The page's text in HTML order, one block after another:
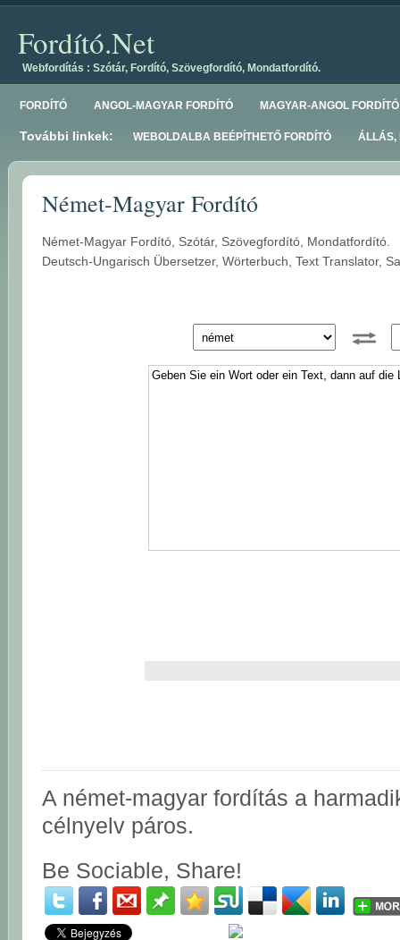
Fordító.Net
Webfordítás : Szótár, Fordító, Szövegfordító, Mondatfordító.
FORDÍTÓ ANGOL-MAGYAR FORDÍTÓ MAGYAR-ANGOL FORDÍTÓ
További linkek: WEBOLDALBA BEÉPÍTHETŐ FORDÍTÓ ÁLLÁS,
Német-Magyar Fordító
Német-Magyar Fordító, Szótár, Szövegfordító, Mondatfordító.
Deutsch-Ungarisch Übersetzer, Wörterbuch, Text Translator,
A német-magyar fordítás a
célnyelv páros.
Be Sociable, Share!